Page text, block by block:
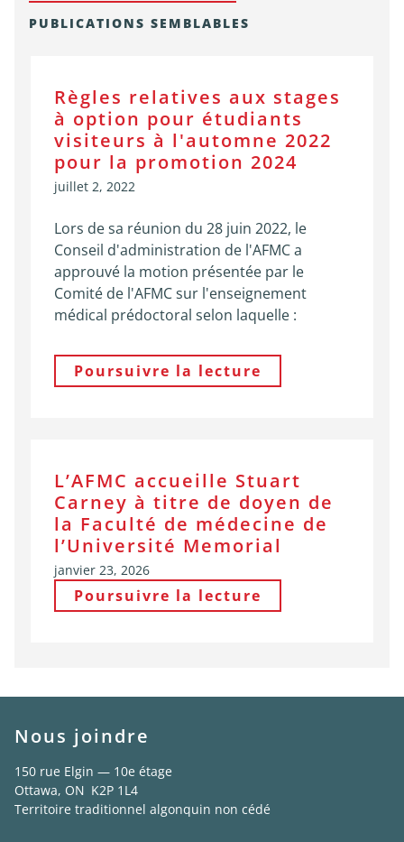
PUBLICATIONS SEMBLABLES
Règles relatives aux stages
à option pour étudiants
visiteurs à l'automne 2022
pour la promotion 2024
juillet 2, 2022
Lors de sa réunion du 28 juin 2022, le
Conseil d'administration de l'AFMC a
approuvé la motion présentée par le
Comité de l'AFMC sur l'enseignement
médical prédoctoral selon laquelle :
Poursuivre la lecture
L’AFMC accueille Stuart
Carney à titre de doyen de
la Faculté de médecine de
l’Université Memorial
janvier 23, 2026
Poursuivre la lecture
Nous joindre
150 rue Elgin — 10e étage
Ottawa, ON K2P 1L4
Territoire traditionnel algonquin non cédé